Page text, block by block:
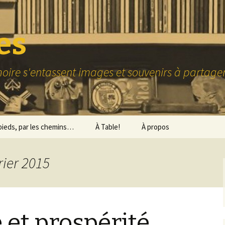
s'entassent images et souvenirs à
par les chemins… À Table! À propos
2015